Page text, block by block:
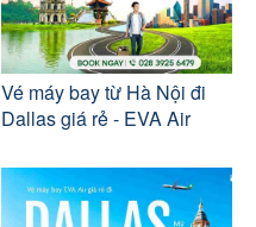
Vé máy bay từ Hà Nội đi
Dallas giá rẻ - EVA Air